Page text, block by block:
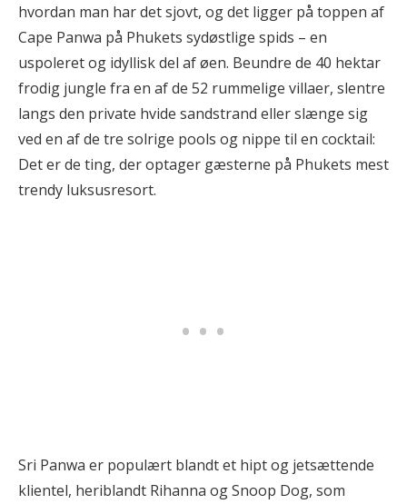
hvordan man har det sjovt, og det ligger på toppen af
Cape Panwa på Phukets sydøstlige spids – en
uspoleret og idyllisk del af øen. Beundre de 40 hektar
frodig jungle fra en af de 52 rummelige villaer, slentre
langs den private hvide sandstrand eller slænge sig
ved en af de tre solrige pools og nippe til en cocktail:
Det er de ting, der optager gæsterne på Phukets mest
trendy luksusresort.
Sri Panwa er populært blandt et hipt og jetsættende
klientel, heriblandt Rihanna og Snoop Dog, som